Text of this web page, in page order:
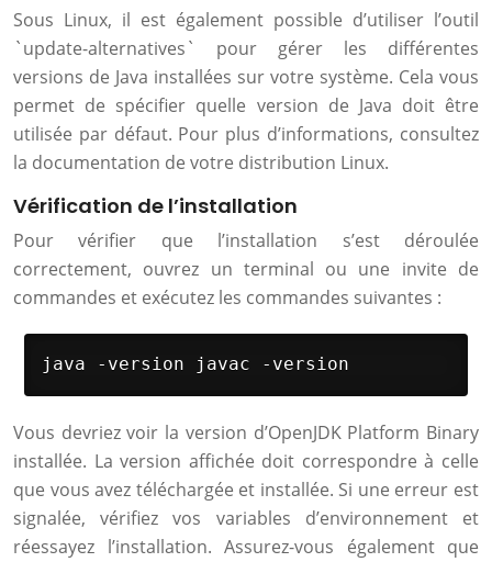
Sous Linux, il est également possible d’utiliser l’outil
`update-alternatives` pour gérer les différentes
versions de Java installées sur votre système. Cela vous
permet de spécifier quelle version de Java doit être
utilisée par défaut. Pour plus d’informations, consultez
la documentation de votre distribution Linux.
Vérification de l’installation
Pour vérifier que l’installation s’est déroulée
correctement, ouvrez un terminal ou une invite de
commandes et exécutez les commandes suivantes :
java -version javac -version
Vous devriez voir la version d’OpenJDK Platform Binary
installée. La version affichée doit correspondre à celle
que vous avez téléchargée et installée. Si une erreur est
signalée, vérifiez vos variables d’environnement et
réessayez l’installation. Assurez-vous également que